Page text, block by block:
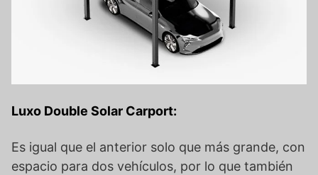
Luxo Double Solar Carport:
Es igual que el anterior solo que más grande, con
espacio para dos vehículos, por lo que también